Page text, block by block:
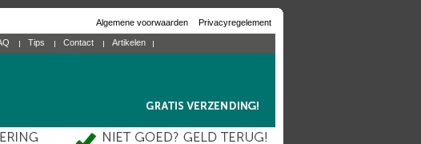
Algemene voorwaarden Privacyregelement
Tips Contact Artikelen